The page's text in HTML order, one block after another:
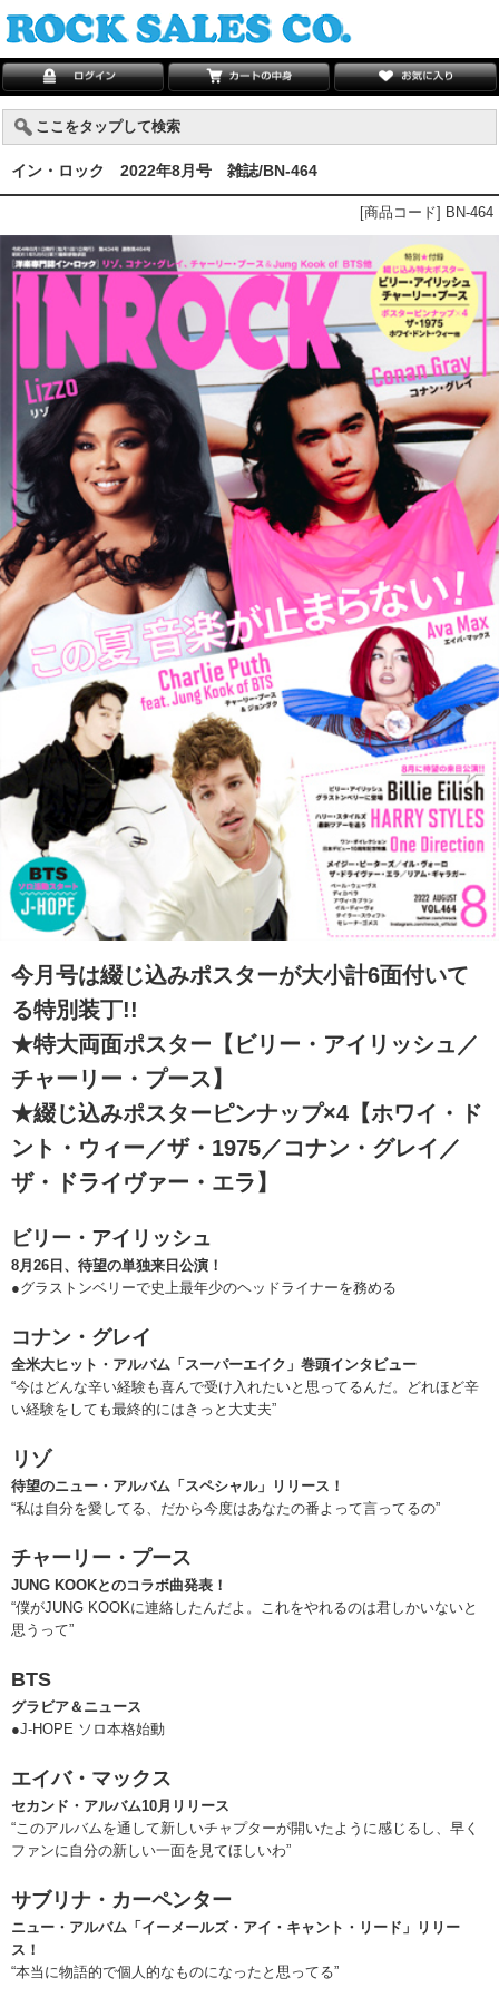
ここをタップして検索
イン・ロック 2022年8月号 雑誌/BN-464
[商品コード] BN-464
今月号は綴じ込みポスターが大小計6面付いて
る特別装丁!!
★特大両面ポスター【ビリー・アイリッシュ／
チャーリー・プース】
★綴じ込みポスターピンナップ×4【ホワイ・ド
ント・ウィー／ザ・1975／コナン・グレイ／
ザ・ドライヴァー・エラ】
ビリー・アイリッシュ
8月26日、待望の単独来日公演！
●グラストンベリーで史上最年少のヘッドライナーを務める
コナン・グレイ
全米大ヒット・アルバム「スーパーエイク」巻頭インタビュー
“今はどんな辛い経験も喜んで受け入れたいと思ってるんだ。どれほど辛
い経験をしても最終的にはきっと大丈夫”
リゾ
待望のニュー・アルバム「スペシャル」リリース！
“私は自分を愛してる、だから今度はあなたの番よって言ってるの”
チャーリー・プース
JUNG KOOKとのコラボ曲発表！
“僕がJUNG KOOKに連絡したんだよ。これをやれるのは君しかいないと
思うって”
BTS
グラビア＆ニュース
●J-HOPE ソロ本格始動
エイバ・マックス
セカンド・アルバム10月リリース
“このアルバムを通して新しいチャプターが開いたように感じるし、早く
ファンに自分の新しい一面を見てほしいわ”
サブリナ・カーペンター
ニュー・アルバム「イーメールズ・アイ・キャント・リード」リリー
ス！
“本当に物語的で個人的なものになったと思ってる”